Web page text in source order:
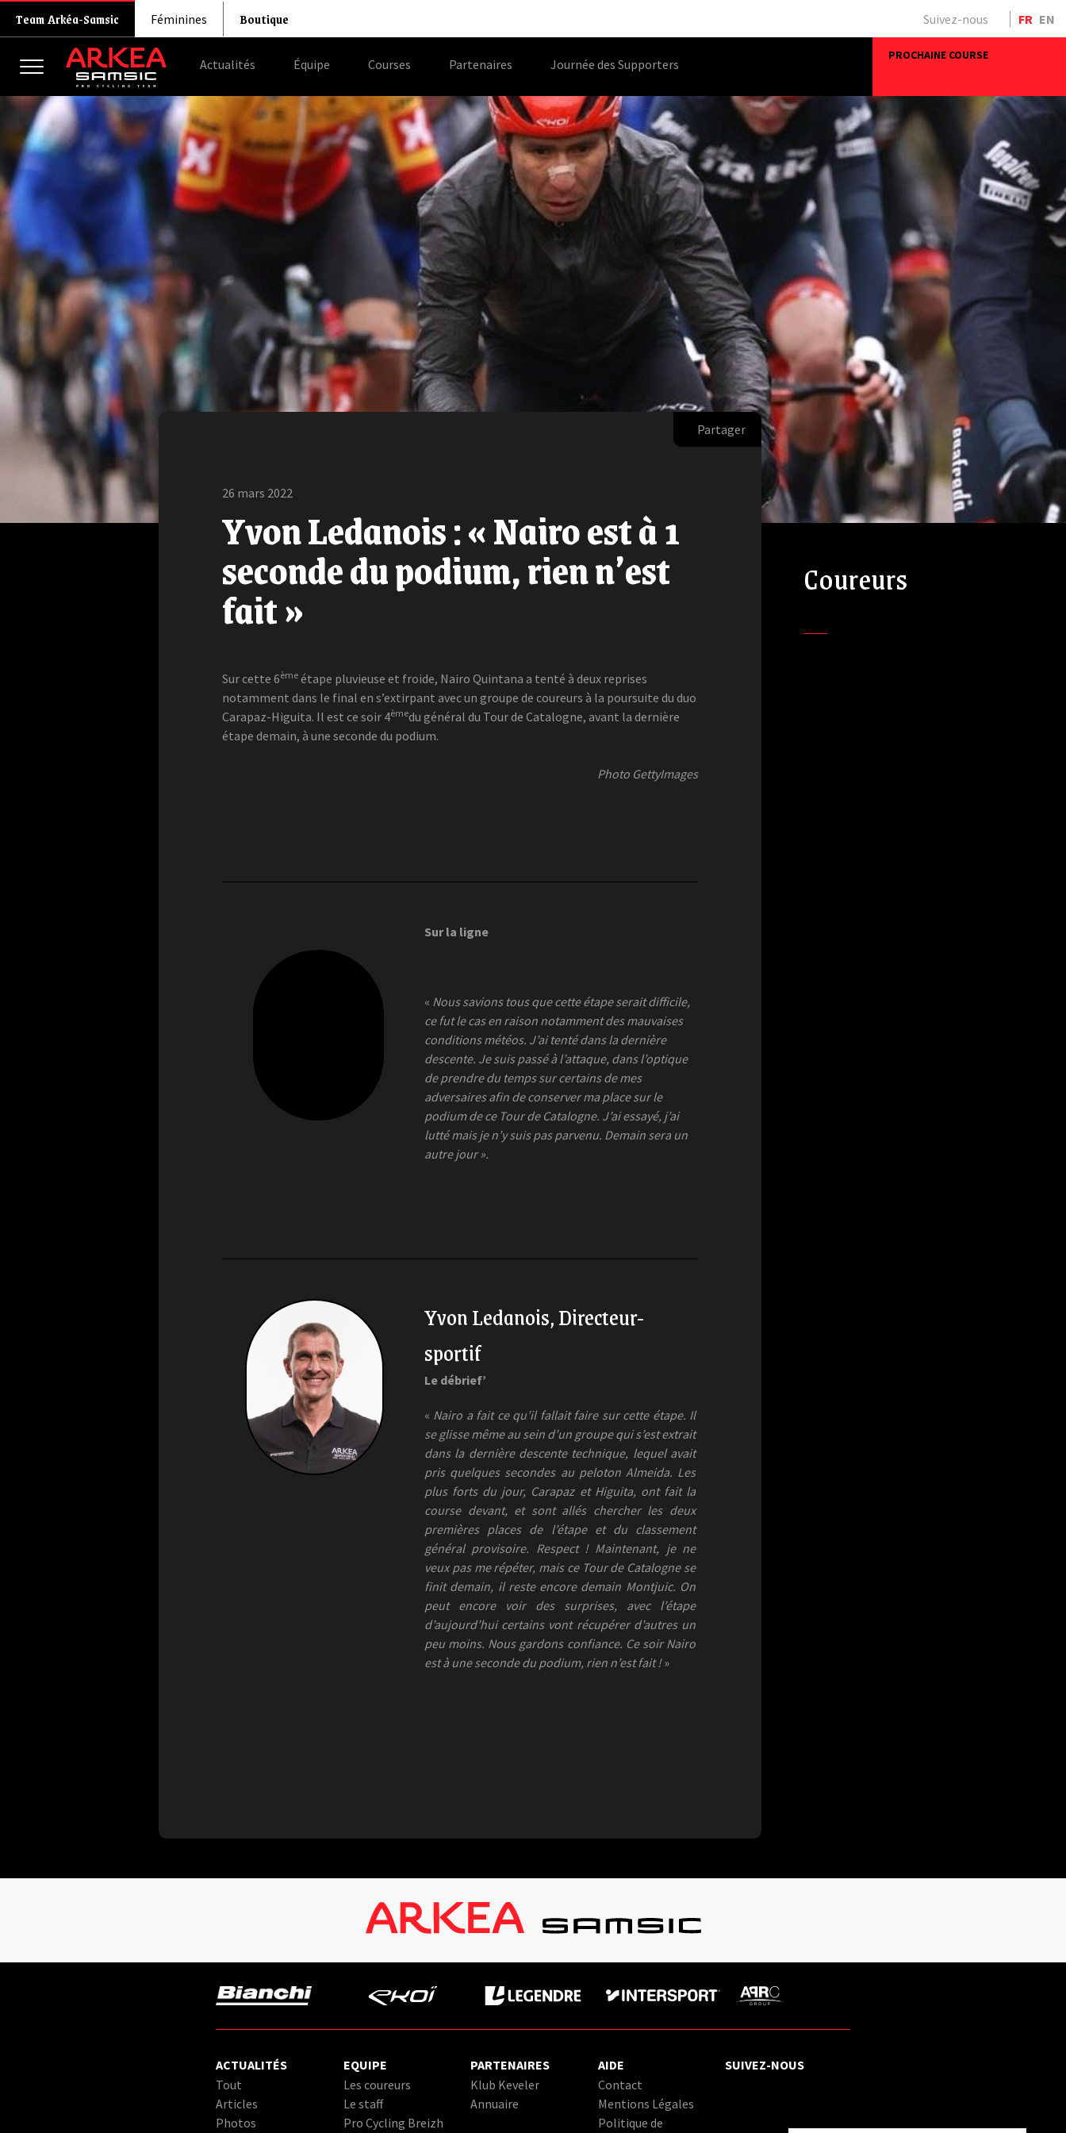
Team Arkéa-Samsic Féminines Boutique Suivez-nous FR EN
Actualités Équipe Courses Partenaires Journée des Supporters
PROCHAINE COURSE
Partager
26 mars 2022
Yvon Ledanois : « Nairo est à 1
seconde du podium, rien n’est
fait »
Sur cette 6ème étape pluvieuse et froide, Nairo Quintana a tenté à deux reprises
notamment dans le final en s’extirpant avec un groupe de coureurs à la poursuite du duo
Carapaz-Higuita. Il est ce soir 4èmedu général du Tour de Catalogne, avant la dernière
étape demain, à une seconde du podium.
Photo GettyImages
Sur la ligne
« Nous savions tous que cette étape serait difficile,
ce fut le cas en raison notamment des mauvaises
conditions météos. J’ai tenté dans la dernière
descente. Je suis passé à l’attaque, dans l’optique
de prendre du temps sur certains de mes
adversaires afin de conserver ma place sur le
podium de ce Tour de Catalogne. J’ai essayé, j’ai
lutté mais je n’y suis pas parvenu. Demain sera un
autre jour ».
Yvon Ledanois, Directeur-
sportif
Le débrief’
« Nairo a fait ce qu’il fallait faire sur cette étape. Il
se glisse même au sein d’un groupe qui s’est extrait
dans la dernière descente technique, lequel avait
pris quelques secondes au peloton Almeida. Les
plus forts du jour, Carapaz et Higuita, ont fait la
course devant, et sont allés chercher les deux
premières places de l’étape et du classement
général provisoire. Respect ! Maintenant, je ne
veux pas me répéter, mais ce Tour de Catalogne se
finit demain, il reste encore demain Montjuic. On
peut encore voir des surprises, avec l’étape
d’aujourd’hui certains vont récupérer d’autres un
peu moins. Nous gardons confiance. Ce soir Nairo
est à une seconde du podium, rien n’est fait !»
Coureurs
ACTUALITÉS
Tout
Articles
Photos
EQUIPE
Les coureurs
Le staff
Pro Cycling Breizh
PARTENAIRES
Klub Keveler
Annuaire
AIDE
Contact
Mentions Légales
Politique de
SUIVEZ-NOUS